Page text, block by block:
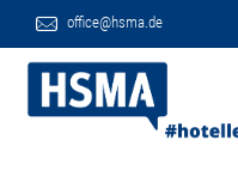
office@hsma.de